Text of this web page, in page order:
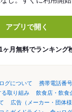
アプリで開く
ヶ月無料でランキング
グについて
携帯電話番
る取り組み
飲食店・飲食
広告（メーカー・団体